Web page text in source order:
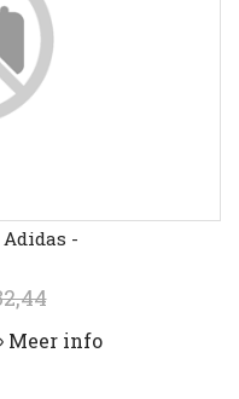
-
Meer info